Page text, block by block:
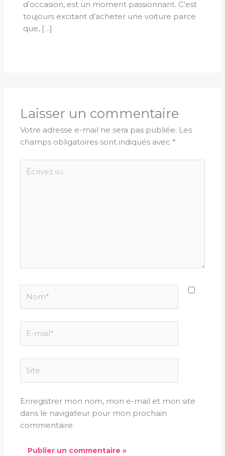
d’occasion, est un moment passionnant. C’est
toujours excitant d’acheter une voiture parce
que, […]
Laisser un commentaire
Votre adresse e-mail ne sera pas publiée. Les
champs obligatoires sont indiqués avec *
ici…
mail*
Enregistrer mon nom, mon e-mail et mon site
dans le navigateur pour mon prochain
commentaire.